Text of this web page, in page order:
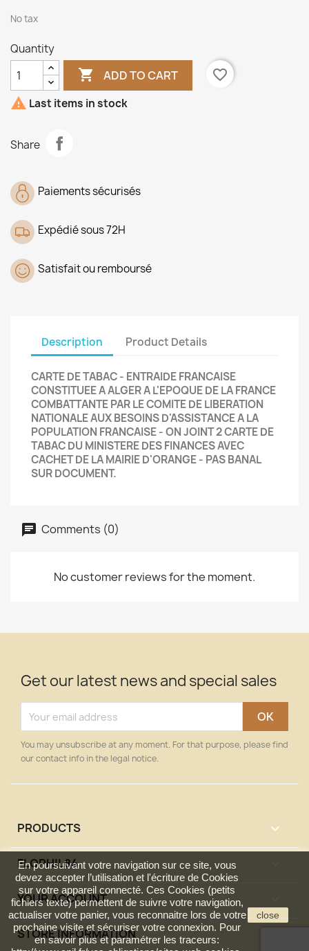
En poursuivant votre navigation sur ce site, vous
devez accepter l’utilisation et l'écriture de Cookies
sur votre appareil connecté. Ces Cookies (petits
fichiers texte) permettent de suivre votre navigation,
actualiser votre panier, vous reconnaitre lors de votre
prochaine visite et sécuriser votre connexion. Pour
en savoir plus et paramétrer les traceurs:
close
No tax
Quantity
 ADD TO CART
favorite_border
 Last items in stock
Share
Paiements sécurisés
Expédié sous 72H
Satisfait ou remboursé
Description Product Details
CARTE DE TABAC - ENTRAIDE FRANCAISE
CONSTITUEE A ALGER A L'EPOQUE DE LA FRANCE
COMBATTANTE PAR LE COMITE DE LIBERATION
NATIONALE AUX BESOINS D'ASSISTANCE A LA
POPULATION FRANCAISE - ON JOINT 2 CARTE DE
TABAC DU MINISTERE DES FINANCES AVEC
CACHET DE LA MAIRIE D'ORANGE - PAS BANAL
SUR DOCUMENT.
Comments (0)
No customer reviews for the moment.
Get our latest news and special sales
You may unsubscribe at any moment. For that purpose, please find
our contact info in the legal notice.
PRODUCTS 
FLOPHIL84
YOUR ACCOUNT
STORE INFORMATION